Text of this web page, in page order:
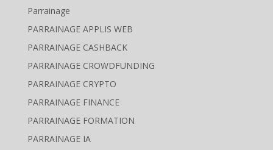
Parrainage
PARRAINAGE APPLIS WEB
PARRAINAGE CASHBACK
PARRAINAGE CROWDFUNDING
PARRAINAGE CRYPTO
PARRAINAGE FINANCE
PARRAINAGE FORMATION
PARRAINAGE IA